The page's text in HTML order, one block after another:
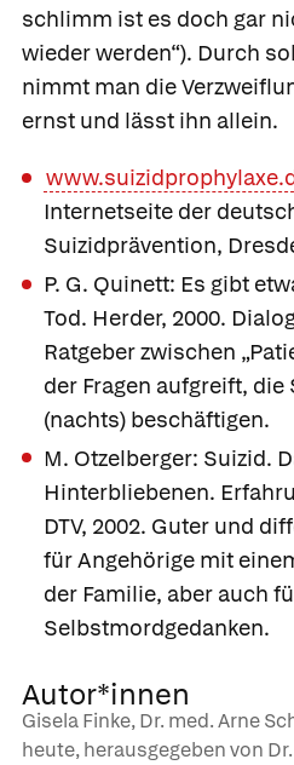
schlimm ist es doch gar
wieder werden“). Durch
nimmt man die
ernst und lässt ihn allein.
Internetseite der
Suizidprävention,
P. G. Quinett: Es gibt
Tod. Herder, 2000.
Ratgeber zwischen
der Fragen aufgreift,
(nachts) beschäftigen.
M. Otzelberger: Suizid.
Hinterbliebenen.
DTV, 2002. Guter und
für Angehörige mit
der Familie, aber auch
Selbstmordgedanken.
Autor*innen
Gisela Finke, Dr. med. Arne
heute, herausgegeben von